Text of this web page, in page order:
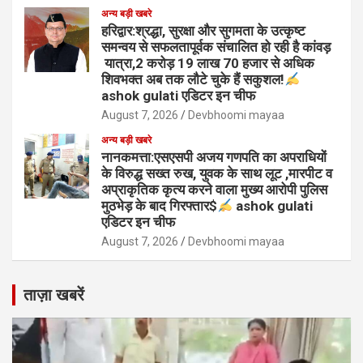
अन्य बड़ी खबरे
हरिद्वार:श्रद्धा, सुरक्षा और सुगमता के उत्कृष्ट
समन्वय से सफलतापूर्वक संचालित हो रही है कांवड़
यात्रा,2 करोड़ 19 लाख 70 हजार से अधिक
शिवभक्त अब तक लौटे चुके हैं सकुशल!
ashok gulati एडिटर इन चीफ
August 7, 2026 Devbhoomi mayaa
अन्य बड़ी खबरे
नानकमत्ता:एसएसपी अजय गणपति का अपराधियों
के विरुद्ध सख्त रुख, युवक के साथ लूट ,मारपीट व
अप्राकृतिक कृत्य करने वाला मुख्य आरोपी पुलिस
मुठभेड़ के बाद गिरफ्तार$
ashok gulati
एडिटर इन चीफ
August 7, 2026 Devbhoomi mayaa
ताज़ा खबरें